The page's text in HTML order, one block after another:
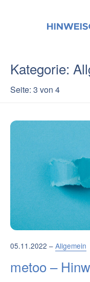
Kategorie:
Seite: 3 von 4
05.11.2022 – Allgemein
metoo –